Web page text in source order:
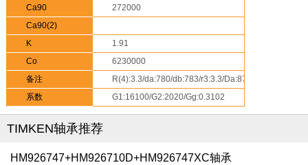
Ca90
272000
Ca90(2)
K
1.91
Co
6230000
备注
R(4):3.3/da:780/db:783/r3:3.3/Da:872/Db:864-
Aa:4.6/Ab:6
系数 G1:16100/G2:2020/Gg:0.3102
TIMKEN轴承推荐
HM926747+HM926710D+HM926747XC轴承